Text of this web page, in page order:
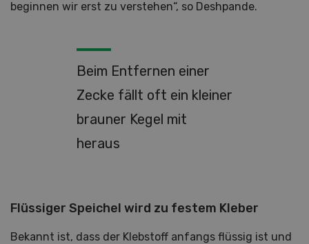
beginnen wir erst zu verstehen“, so Deshpande.
Beim Entfernen einer
Zecke fällt oft ein kleiner
brauner Kegel mit
heraus
Flüssiger Speichel wird zu festem Kleber
Bekannt ist, dass der Klebstoff anfangs flüssig ist und